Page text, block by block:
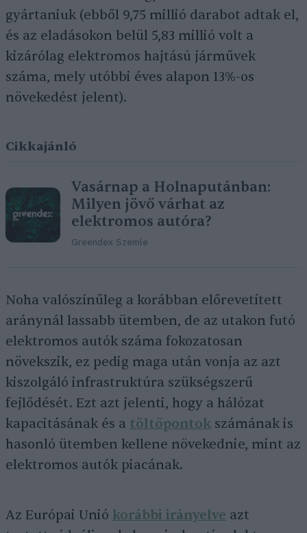
gyártaniuk (ebből 9,75 millió darabot adtak el,
és az eladásokon belül 5,83 millió volt a
kizárólag elektromos hajtású járművek
száma, mely utóbbi éves alapon 13%-os
növekedést jelent).
Cikkajánló
Vasárnap a Holnaputánban:
Milyen jövő várhat az
elektromos autóra?
Greendex Szemle
Noha valószínűleg a korábban előrevetített
aránynál lassabb ütemben, de az utakon futó
elektromos autók száma fokozatosan
növekszik, ez pedig maga után vonja az azt
kiszolgáló infrastruktúra szükségszerű
fejlődését. Ezt azt jelenti, hogy a hálózat
kapacitásának és a töltőpontok számának is
hasonló ütemben kellene növekednie, mint az
elektromos autók piacának.
Az Európai Unió korábbi irányelve azt